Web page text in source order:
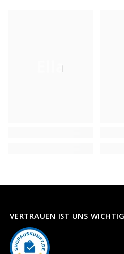
Ella
VERTRAUEN IST UNS WICHTIG